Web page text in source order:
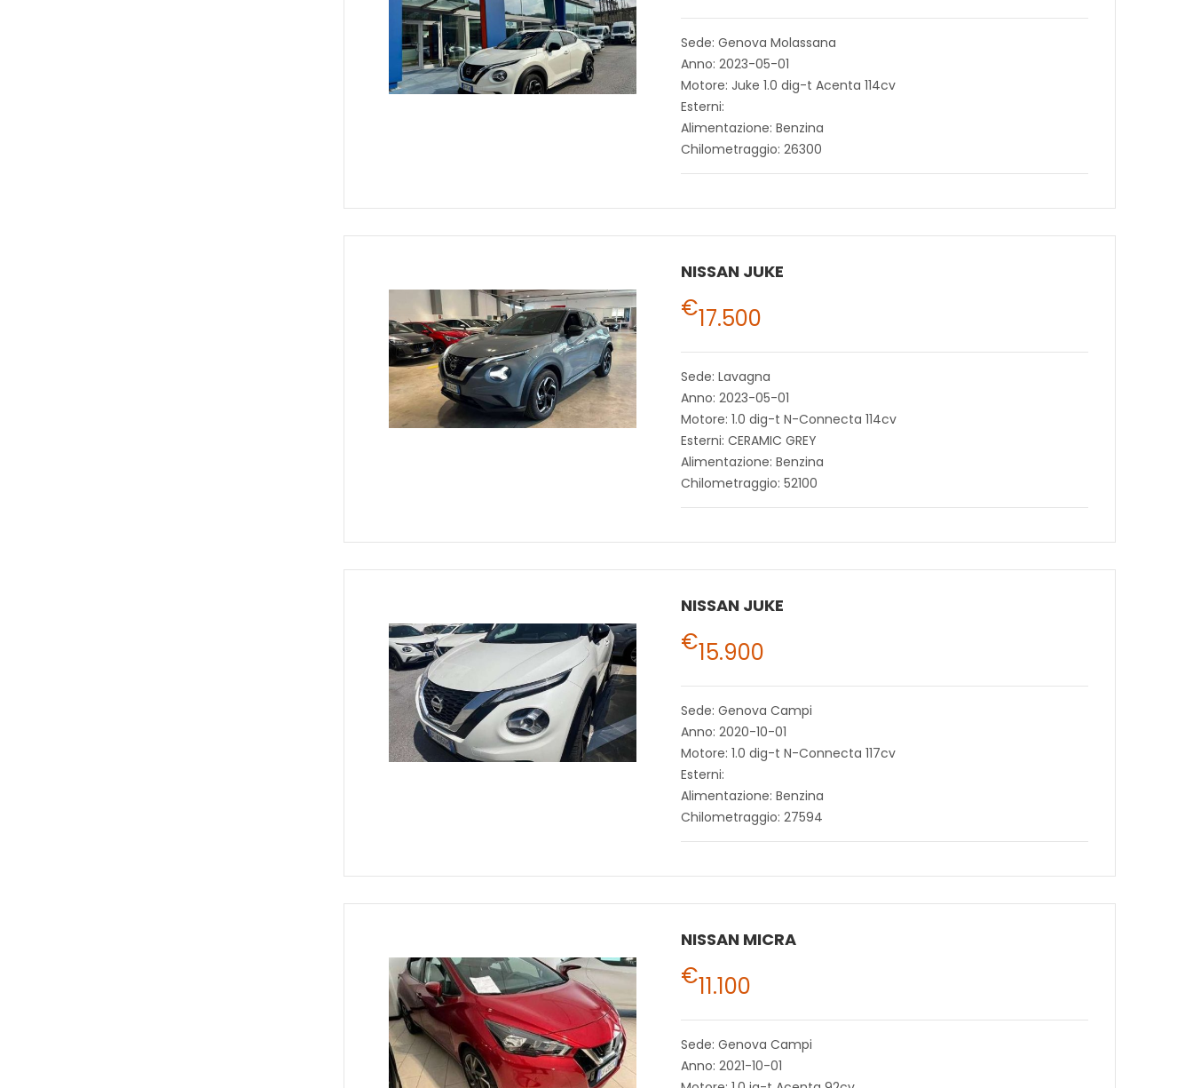
Sede: Genova Molassana
Anno: 2023-05-01
Motore: Juke 1.0 dig-t Acenta 114cv
Esterni:
Alimentazione: Benzina
Chilometraggio: 26300
NISSAN JUKE
€17.500
Sede: Lavagna
Anno: 2023-05-01
Motore: 1.0 dig-t N-Connecta 114cv
Esterni: CERAMIC GREY
Alimentazione: Benzina
Chilometraggio: 52100
NISSAN JUKE
€15.900
Sede: Genova Campi
Anno: 2020-10-01
Motore: 1.0 dig-t N-Connecta 117cv
Esterni:
Alimentazione: Benzina
Chilometraggio: 27594
NISSAN MICRA
€11.100
Sede: Genova Campi
Anno: 2021-10-01